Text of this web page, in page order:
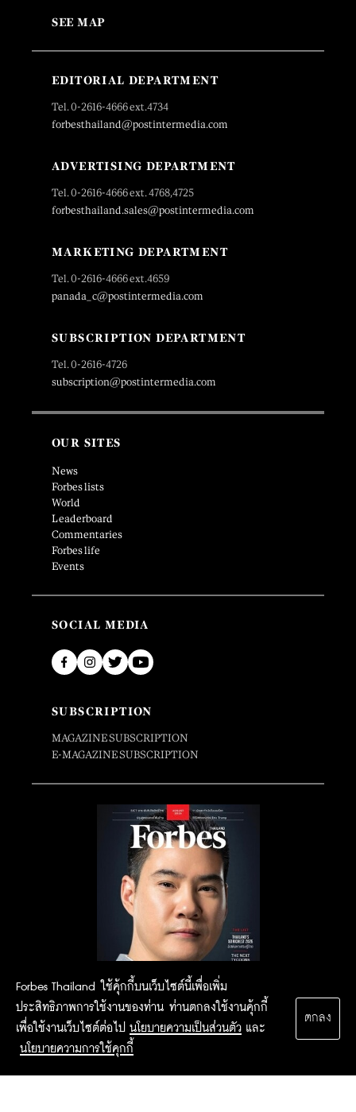
Forbes Thailand ใช้คุ้กกี้บนเว็บไซต์นี้เพื่อเพิ่ม
ประสิทธิภาพการใช้งานของท่าน ท่านตกลงใช้งานคุ้กกี้
เพื่อใช้งานเว็บไซต์ต่อไป นโยบายความเป็นส่วนตัว และ
นโยบายความการใช้คุกกี้
ตกลง
SEE MAP
EDITORIAL DEPARTMENT
Tel. 0-2616-4666 ext.4734
forbesthailand@postintermedia.com
ADVERTISING DEPARTMENT
Tel. 0-2616-4666 ext. 4768,4725
forbesthailand.sales@postintermedia.com
MARKETING DEPARTMENT
Tel. 0-2616-4666 ext.4659
panada_c@postintermedia.com
SUBSCRIPTION DEPARTMENT
Tel. 0-2616-4726
subscription@postintermedia.com
OUR SITES
News
Forbes lists
World
Leaderboard
Commentaries
Forbes life
Events
SOCIAL MEDIA
SUBSCRIPTION
MAGAZINE SUBSCRIPTION
E-MAGAZINE SUBSCRIPTION
2015 Forbesthailand.com ALL RIGHTS RESERVED